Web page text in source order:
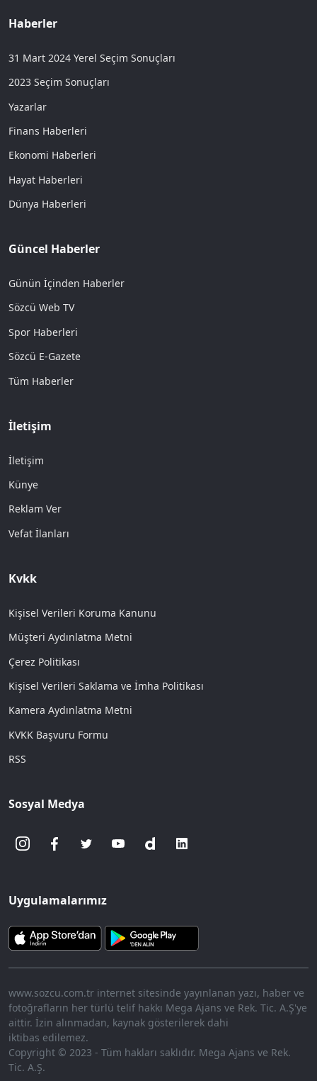
Haberler
31 Mart 2024 Yerel Seçim Sonuçları
2023 Seçim Sonuçları
Yazarlar
Finans Haberleri
Ekonomi Haberleri
Hayat Haberleri
Dünya Haberleri
Güncel Haberler
Günün İçinden Haberler
Sözcü Web TV
Spor Haberleri
Sözcü E-Gazete
Tüm Haberler
İletişim
İletişim
Künye
Reklam Ver
Vefat İlanları
Kvkk
Kişisel Verileri Koruma Kanunu
Müşteri Aydınlatma Metni
Çerez Politikası
Kişisel Verileri Saklama ve İmha Politikası
Kamera Aydınlatma Metni
KVKK Başvuru Formu
RSS
Sosyal Medya
Uygulamalarımız
www.sozcu.com.tr internet sitesinde yayınlanan yazı, haber ve
fotoğrafların her türlü telif hakkı Mega Ajans ve Rek. Tic. A.Ş'ye
aittir. İzin alınmadan, kaynak gösterilerek dahi
iktibas edilemez.
Copyright © 2023 - Tüm hakları saklıdır. Mega Ajans ve Rek.
Tic. A.Ş.